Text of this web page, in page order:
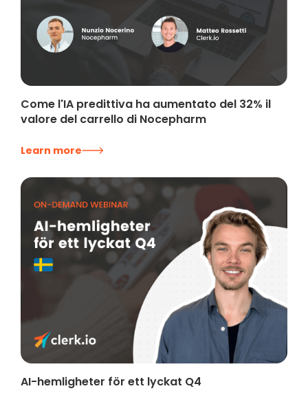
Come l'IA predittiva ha aumentato del 32% il
valore del carrello di Nocepharm
Learn more
AI-hemligheter för ett lyckat Q4